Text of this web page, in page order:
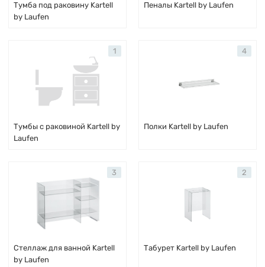
Тумба под раковину Kartell
by Laufen
Пеналы Kartell by Laufen
Тумбы с раковиной Kartell by
Laufen
1
Полки Kartell by Laufen
4
Стеллаж для ванной Kartell
by Laufen
3
Табурет Kartell by Laufen
2